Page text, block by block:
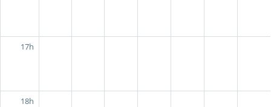
17h
18h